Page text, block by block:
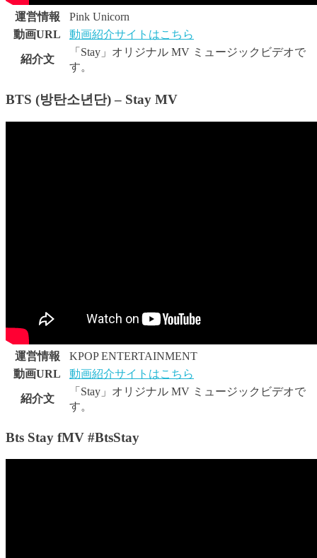
運営情報
Pink Unicorn
動画URL
動画紹介サイトはこちら
紹介文
「Stay」オリジナル MV ミュージックビデオで
す。
BTS (방탄소년단) – Stay MV
運営情報
KPOP ENTERTAINMENT
動画URL
動画紹介サイトはこちら
紹介文
「Stay」オリジナル MV ミュージックビデオで
す。
Bts Stay fMV #BtsStay